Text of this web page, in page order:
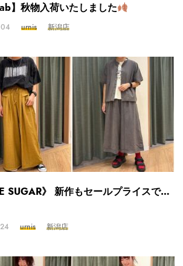
】秋物入荷いたしました
urnis 新潟店
SUGAR》 新作もセールプライスで…
urnis 新潟店